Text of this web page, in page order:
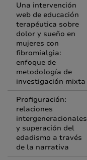
Una intervención
web de educación
terapéutica sobre
dolor y sueño en
mujeres con
fibromialgia:
enfoque de
metodología de
investigación mixta
Profiguración:
relaciones
intergeneracionales
y superación del
edadismo a través
de la narrativa